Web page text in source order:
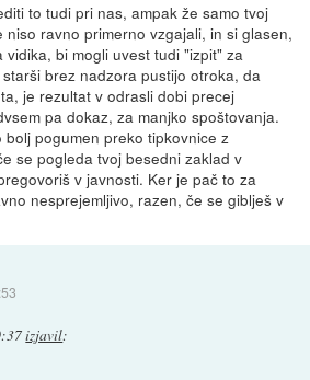
to tudi pri nas, ampak že samo tvoj
ravno primerno vzgajali, in si glasen,
bi mogli uvest tudi "izpit" za
brez nadzora pustijo otroka, da
je rezultat v odrasli dobi precej
pa dokaz, za manjko spoštovanja.
bolj pogumen preko tipkovnice z
se pogleda tvoj besedni zaklad v
v javnosti. Ker je pač to za
nesprejemljivo, razen, če se giblješ v
izjavil: